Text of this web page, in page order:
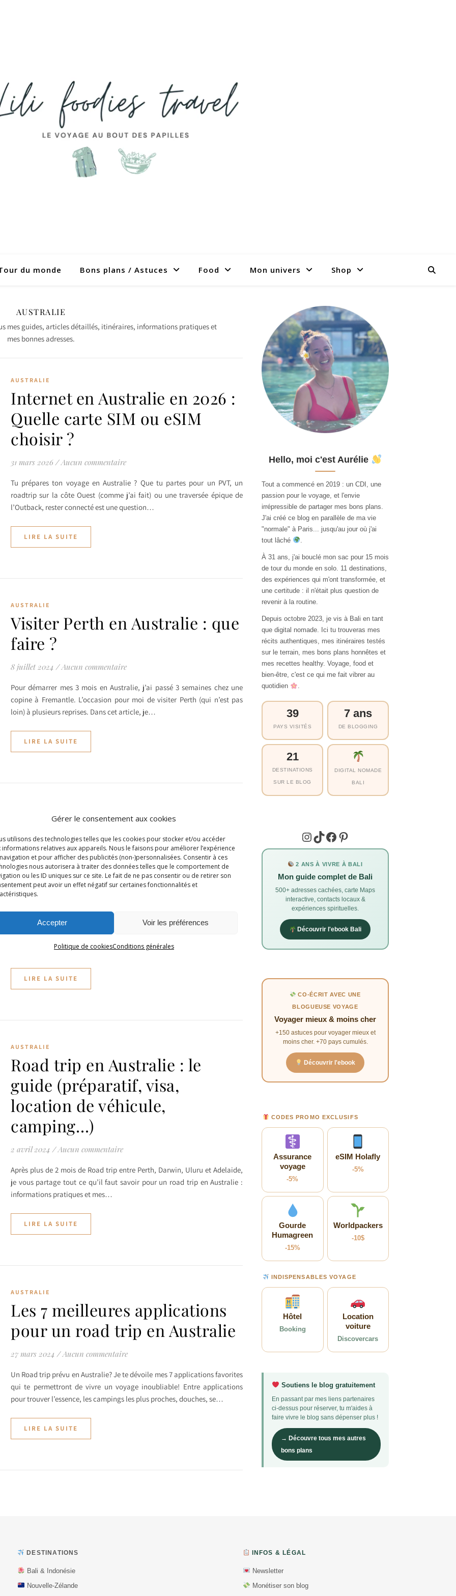
Gérer le consentement aux cookies
utilisons des technologies telles que les cookies pour stocker et/ou accéder
informations relatives aux appareils. Nous le faisons pour améliorer l’expérience
et pour afficher des publicités (non-)personnalisées. Consentir à ces
nous autorisera à traiter des données telles que le comportement de
ou les ID uniques sur ce site. Le fait de ne pas consentir ou de retirer son
peut avoir un effet négatif sur certaines fonctionnalités et
Accepter Voir les préférences
Politique de cookiesConditions générales
du monde Bons plans / Astuces Food Mon univers Shop
AUSTRALIE
mes guides, articles détaillés, itinéraires, informations pratiques et
mes bonnes adresses.
AUSTRALIE
Internet en Australie en 2026 :
Quelle carte SIM ou eSIM
choisir ?
31 mars 2026 / Aucun commentaire
Tu prépares ton voyage en Australie ? Que tu partes pour un PVT, un
roadtrip sur la côte Ouest (comme j’ai fait) ou une traversée épique de
l’Outback, rester connecté est une question…
LIRE LA SUITE
AUSTRALIE
Visiter Perth en Australie : que
faire ?
8 juillet 2024 / Aucun commentaire
Pour démarrer mes 3 mois en Australie, j’ai passé 3 semaines chez une
copine à Fremantle. L’occasion pour moi de visiter Perth (qui n’est pas
loin) à plusieurs reprises. Dans cet article, je…
LIRE LA SUITE
Que faire à Rottnest Island en
un jour ? Le paradis au large
de Perth en Australie
7 juillet 2024 Aucun commentaire
Rottnest Island, surnommée affectueusement “Rotto” par les locaux, est
une véritable perle de l’Australie-Occidentale. Connue pour ses plages
immaculées, ses eaux turquoise et ses animaux uniques, les quokkas,
cette petite île paradisiaque est…
LIRE LA SUITE
AUSTRALIE
Road trip en Australie : le
guide (préparatif, visa,
location de véhicule,
camping…)
2 avril 2024 / Aucun commentaire
Après plus de 2 mois de Road trip entre Perth, Darwin, Uluru et Adelaide,
je vous partage tout ce qu’il faut savoir pour un road trip en Australie :
informations pratiques et mes…
LIRE LA SUITE
AUSTRALIE
Les 7 meilleures applications
pour un road trip en Australie
27 mars 2024 / Aucun commentaire
Un Road trip prévu en Australie? Je te dévoile mes 7 applications favorites
qui te permettront de vivre un voyage inoubliable! Entre applications
pour trouver l’essence, les campings les plus proches, douches, se…
LIRE LA SUITE
Hello, moi c'est Aurélie
Tout a commencé en 2019 : un CDI, une
passion pour le voyage, et l'envie
irrépressible de partager mes bons plans.
J'ai créé ce blog en parallèle de ma vie
"normale" à Paris... jusqu'au jour où j'ai
tout lâché
À 31 ans, j'ai bouclé mon sac pour 15 mois
de tour du monde en solo. 11 destinations,
des expériences qui m'ont transformée, et
une certitude : il n'était plus question de
revenir à la routine.
Depuis octobre 2023, je vis à Bali en tant
que digital nomade. Ici tu trouveras mes
récits authentiques, mes itinéraires testés
sur le terrain, mes bons plans honnêtes et
mes recettes healthy. Voyage, food et
bien-être, c'est ce qui me fait vibrer au
quotidien
.
39
PAYS VISITÉS
7 ans
DE BLOGGING
21
DESTINATIONS
SUR LE BLOG
DIGITAL NOMADE
BALI
Instagram
TikTok
Facebook
Pinterest
2 ANS À VIVRE À BALI
Mon guide complet de Bali
500+ adresses cachées, carte Maps
interactive, contacts locaux &
expériences spirituelles.
Découvrir l'ebook Bali
CO-ÉCRIT AVEC UNE
BLOGUEUSE VOYAGE
Voyager mieux & moins cher
+150 astuces pour voyager mieux et
moins cher. +70 pays cumulés.
Découvrir l'ebook
CODES PROMO EXCLUSIFS
Assurance
voyage
-5%
eSIM Holafly
-5%
Gourde
Humagreen
-15%
Worldpackers
-10$
INDISPENSABLES VOYAGE
Hôtel
Booking
Location
voiture
Discovercars
Soutiens le blog gratuitement
En passant par mes liens partenaires
ci-dessus pour réserver, tu m'aides à
faire vivre le blog sans dépenser plus !
→ Découvre tous mes autres
bons plans
DESTINATIONS
Bali & Indonésie
Nouvelle-Zélande
INFOS & LÉGAL
Newsletter
Monétiser son blog